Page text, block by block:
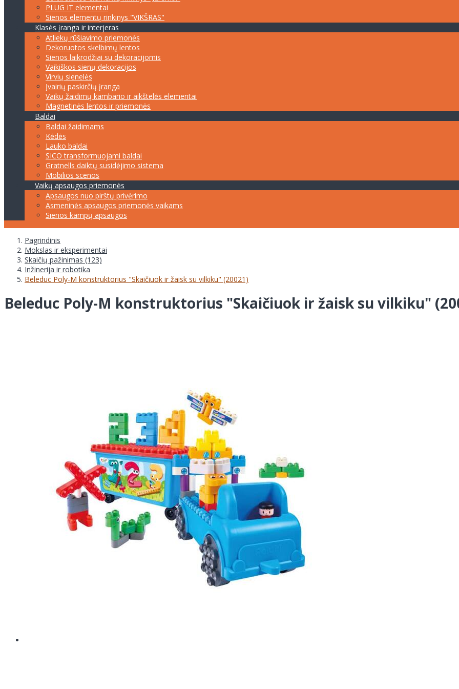
PLUG IT elementai
Sienos elementų rinkinys "VIKŠRAS"
Klasės įranga ir interjeras
Atliekų rūšiavimo priemonės
Dekoruotos skelbimų lentos
Sienos laikrodžiai su dekoracijomis
Vaikiškos sienų dekoracijos
Virvių sienelės
Įvairių paskirčių įranga
Vaikų žaidimų kambario ir aikštelės elementai
Magnetinės lentos ir priemonės
Baldai
Baldai žaidimams
Kėdės
Lauko baldai
SICO transformuojami baldai
Gratnells daiktų susidėjimo sistema
Mobilios scenos
Vaikų apsaugos priemonės
Apsaugos nuo pirštų privėrimo
Asmeninės apsaugos priemonės vaikams
Sienos kampų apsaugos
Pagrindinis
Mokslas ir eksperimentai
Skaičių pažinimas (123)
Inžinerija ir robotika
Beleduc Poly-M konstruktorius "Skaičiuok ir žaisk su vilkiku" (20021)
Beleduc Poly-M konstruktorius "Skaičiuok ir žaisk su vilkiku"